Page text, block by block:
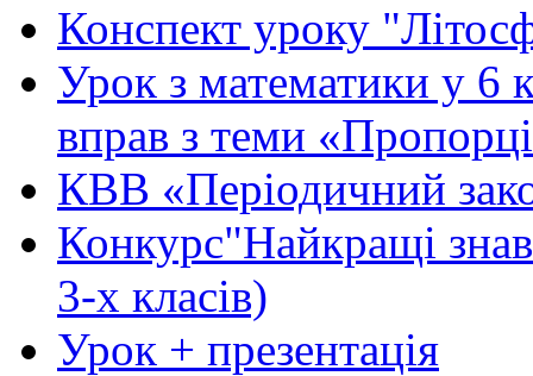
Конспект уроку
Урок з математики у 6
вправ з теми
КВВ «Періодичний
Конкурс"Найкращі
3-х класів)
Урок + презентація